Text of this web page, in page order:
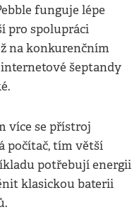
funguje lépe
pro spolupráci
na konkurenčním
šeptandy
více se přístroj
počítač, tím větší
potřebují energii
klasickou baterii